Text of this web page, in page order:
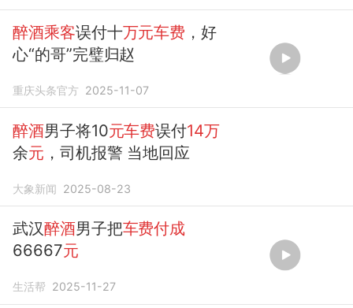
醉酒乘客误付十万元车费 ，好
心“的哥”完璧归赵
重庆头条官方 2025-11-07
醉酒男子将10元车费误付14万
余元 ，司机报警 当地回应
大象新闻 2025-08-23
武汉醉酒男子把车费付成
66667元
生活帮 2025-11-27